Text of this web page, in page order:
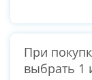
При
выбрать 1